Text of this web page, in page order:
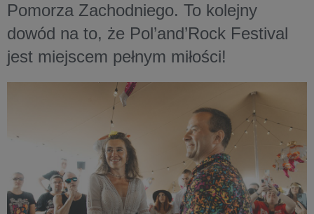
Pomorza Zachodniego. To kolejny
dowód na to, że Pol’and’Rock Festival
jest miejscem pełnym miłości!